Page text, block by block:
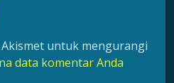
untuk mengurangi
data komentar Anda